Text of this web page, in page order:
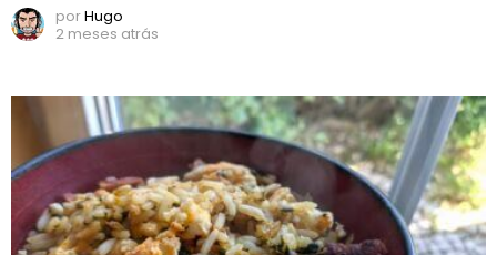
porHugo
2 meses atrás